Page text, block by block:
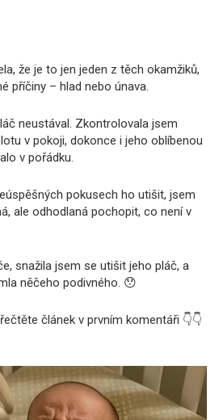
že je to jen jeden z těch okamžiků,
příčiny – hlad nebo únava.
neustával. Zkontrolovala jsem
v pokoji, dokonce i jeho oblíbenou
v pořádku.
pokusech ho utišit, jsem
ale odhodlaná pochopit, co není v
snažila jsem se utišit jeho pláč, a
něčeho podivného. 😯
článek v prvním komentáři 👇👇